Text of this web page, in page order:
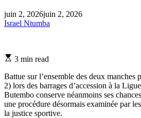
juin 2, 2026juin 2, 2026
Israel Ntumba
Estimated
time
3 min read
Battue sur l’ensemble des deux
2) lors des barrages d’accession à la
Butembo conserve néanmoins ses
une procédure désormais examinée par
la justice sportive.